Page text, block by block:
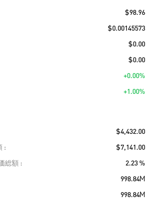
$98.96
$0.00145573
$0.00
$0.00
+0.00%
+1.00%
$4,432.00
$7,141.00
総額
2.23 %
998.84M
998.84M